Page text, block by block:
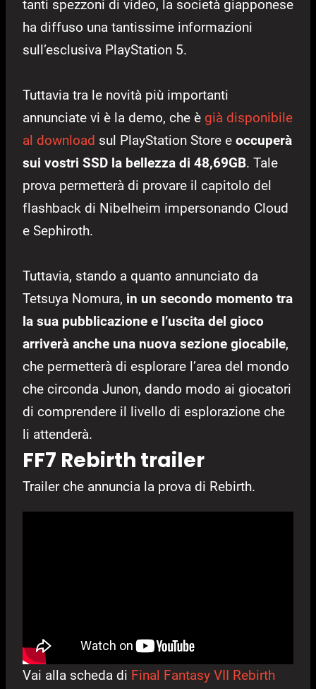
tanti spezzoni di video, la società giapponese
ha diffuso una tantissime informazioni
sull’esclusiva PlayStation 5.
Tuttavia tra le novità più importanti
annunciate vi è la demo, che è già disponibile
al download sul PlayStation Store e occuperà
sui vostri SSD la bellezza di 48,69GB. Tale
prova permetterà di provare il capitolo del
flashback di Nibelheim impersonando Cloud
e Sephiroth.
Tuttavia, stando a quanto annunciato da
Tetsuya Nomura, in un secondo momento tra
la sua pubblicazione e l’uscita del gioco
arriverà anche una nuova sezione giocabile,
che permetterà di esplorare l’area del mondo
che circonda Junon, dando modo ai giocatori
di comprendere il livello di esplorazione che
li attenderà.
FF7 Rebirth trailer
Trailer che annuncia la prova di Rebirth.
Vai alla scheda di Final Fantasy VII Rebirth